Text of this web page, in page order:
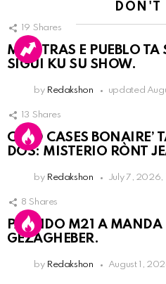
DON'T
19 Shares
MIENTRAS E PUEBLO TA
SIGUI KU SU SHOW.
by Redakshon updated
13 Shares
COLD CASES BONAIRE’
DOS: MISTERIO RÒNT
by Redakshon July 7, 2026,
8 Shares
PARTIDO M21 A MANDA
GEZAGHEBER.
by Redakshon August 1,